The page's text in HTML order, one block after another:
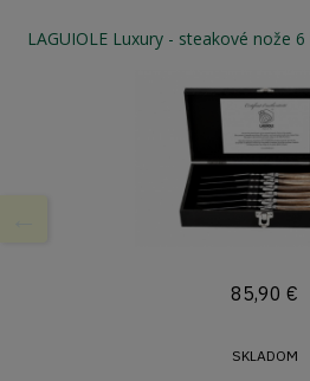
LAGUIOLE Luxury - steakové nože
85,90 €
SKLADOM